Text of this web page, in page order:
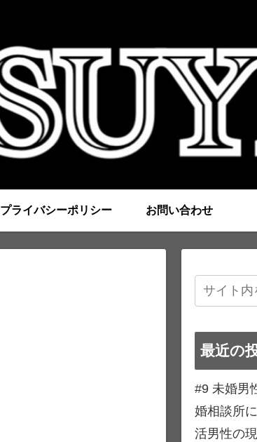
プライバシーポリシー お問い合わせ
最近の
#9 未婚男
婚相談所
活男性の